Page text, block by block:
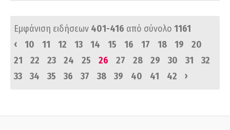
Εμφάνιση ειδήσεων 401-416 από σύνολο 1161
‹
10 11 12 13 14 15 16 17 18 19
20
21
22 23 24 25 26 27 28 29 30 31
32
33
34 35 36 37 38 39 40 41 42 ›